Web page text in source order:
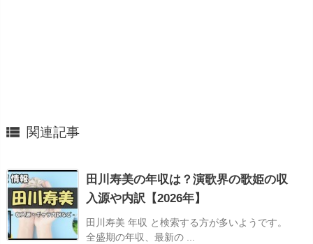
 関連記事
田川寿美の年収は？演歌界の歌姫の収
入源や内訳【2026年】
田川寿美 年収 と検索する方が多いようです。
全盛期の年収、最新の ...